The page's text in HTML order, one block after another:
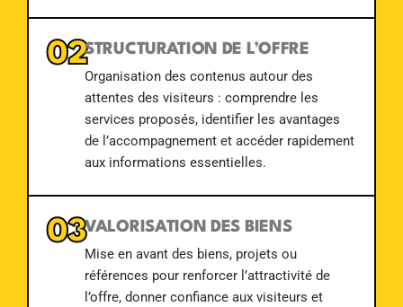
02STRUCTURATION DE L’OFFRE
Organisation des contenus autour des
attentes des visiteurs : comprendre les
services proposés, identifier les avantages
de l’accompagnement et accéder rapidement
aux informations essentielles.
03VALORISATION DES BIENS
Mise en avant des biens, projets ou
références pour renforcer l’attractivité de
l’offre, donner confiance aux visiteurs et